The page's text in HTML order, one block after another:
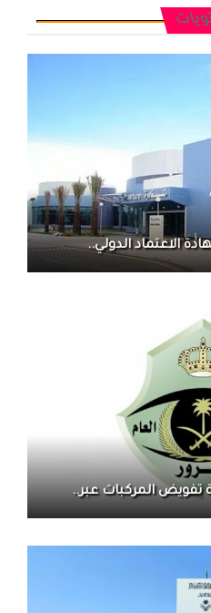
الاعتماد الدولي..
تفويض المركبات عبر..